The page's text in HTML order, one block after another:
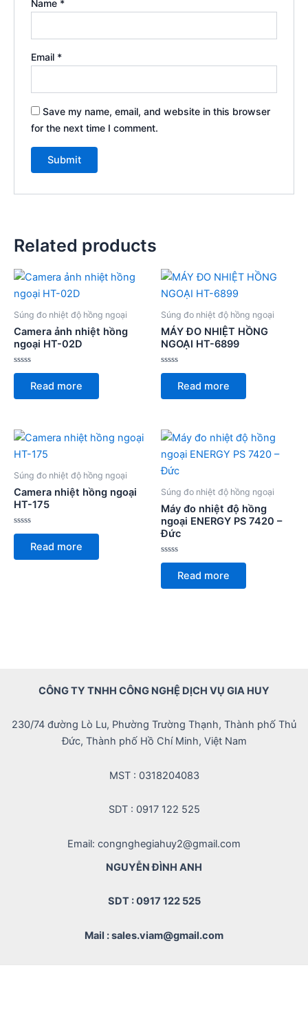
Name *
Email *
Save my name, email, and website in this browser
for the next time I comment.
Related products
Súng đo nhiệt độ hồng ngoại
Camera ảnh nhiệt hồng
ngoại HT-02D
Rated
of
Read more
Súng đo nhiệt độ hồng ngoại
MÁY ĐO NHIỆT HỒNG
NGOẠI HT-6899
Rated
of
Read more
Súng đo nhiệt độ hồng ngoại
Camera nhiệt hồng ngoại
HT-175
Rated
of
Read more
Súng đo nhiệt độ hồng ngoại
Máy đo nhiệt độ hồng
ngoại ENERGY PS 7420 –
Đức
Rated
of
Read more
CÔNG TY TNHH CÔNG NGHỆ DỊCH VỤ GIA HUY
230/74 đường Lò Lu, Phường Trường Thạnh, Thành phố Thủ
Đức, Thành phố Hồ Chí Minh, Việt Nam
MST : 0318204083
SDT : 0917 122 525
Email: congnghegiahuy2@gmail.com
NGUYỄN ĐÌNH ANH
SDT : 0917 122 525
Mail : sales.viam@gmail.com